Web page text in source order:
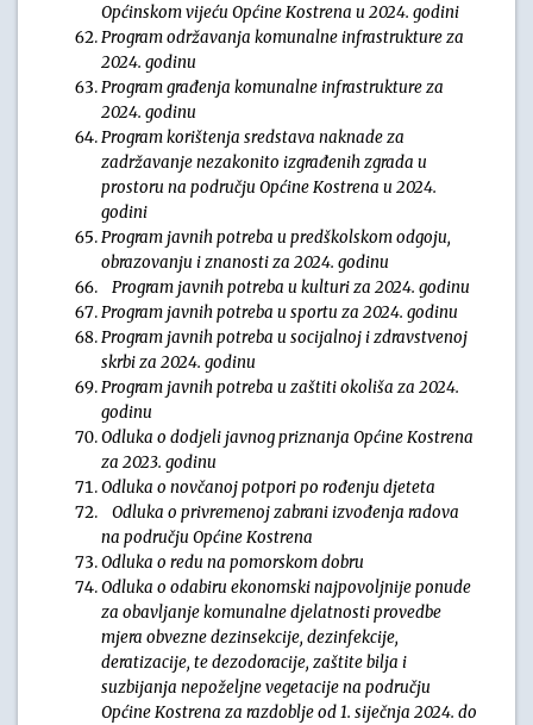
Općinskom vijeću Općine Kostrena u 2024. godini
Program održavanja komunalne infrastrukture za
2024. godinu
Program građenja komunalne infrastrukture za
2024. godinu
Program korištenja sredstava naknade za
zadržavanje nezakonito izgrađenih zgrada u
prostoru na području Općine Kostrena u 2024.
godini
Program javnih potreba u predškolskom odgoju,
obrazovanju i znanosti za 2024. godinu
Program javnih potreba u kulturi za 2024. godinu
Program javnih potreba u sportu za 2024. godinu
Program javnih potreba u socijalnoj i zdravstvenoj
skrbi za 2024. godinu
Program javnih potreba u zaštiti okoliša za 2024.
godinu
Odluka o dodjeli javnog priznanja Općine Kostrena
za 2023. godinu
Odluka o novčanoj potpori po rođenju djeteta
Odluka o privremenoj zabrani izvođenja radova
na području Općine Kostrena
Odluka o redu na pomorskom dobru
Odluka o odabiru ekonomski najpovoljnije ponude
za obavljanje komunalne djelatnosti provedbe
mjera obvezne dezinsekcije, dezinfekcije,
deratizacije, te dezodoracije, zaštite bilja i
suzbijanja nepoželjne vegetacijena području
Općine Kostrena za razdoblje od 1. siječnja 2024. do